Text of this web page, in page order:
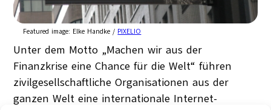
Featured image: Elke Handke / PIXELIO
Unter dem Motto „Machen wir aus der
Finanzkrise eine Chance für die Welt“ führen
zivilgesellschaftliche Organisationen aus der
ganzen Welt eine internationale Internet-